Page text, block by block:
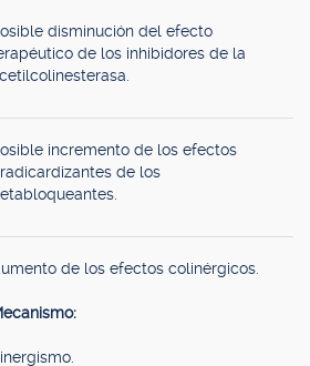
disminución del efecto
de los inhibidores de la
incremento de los efectos
de los
de los efectos colinérgicos.